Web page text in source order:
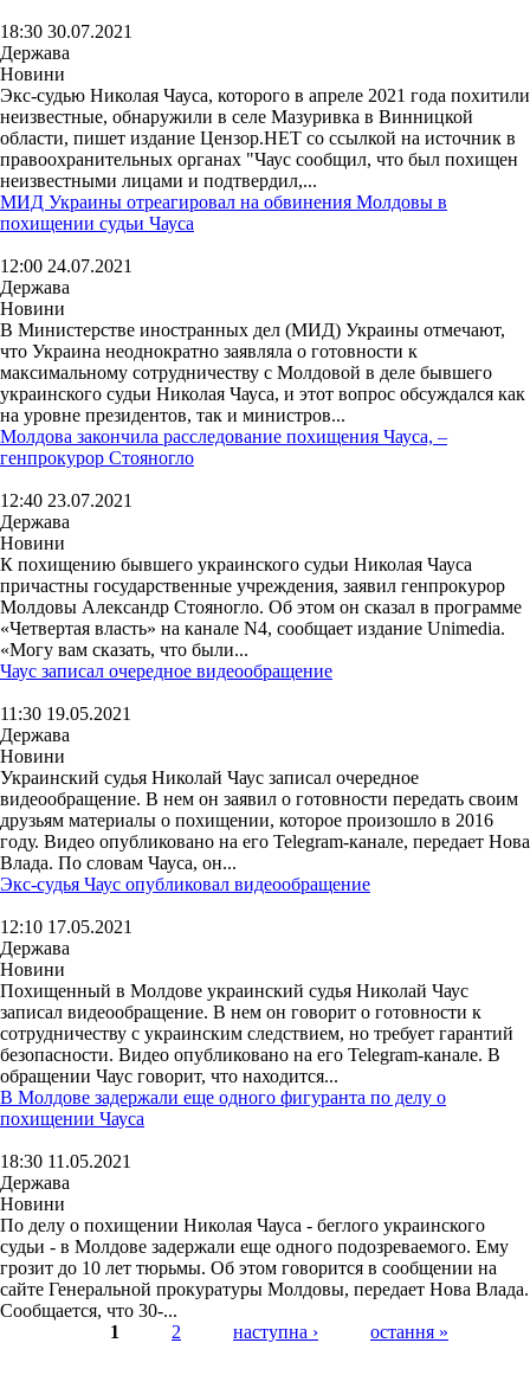
18:30 30.07.2021
Держава
Новини
Экс-судью Николая Чауса, которого в апреле 2021 года похитили
неизвестные, обнаружили в селе Мазуривка в Винницкой
области, пишет издание Цензор.НЕТ со ссылкой на источник в
правоохранительных органах "Чаус сообщил, что был похищен
неизвестными лицами и подтвердил,...
МИД Украины отреагировал на обвинения Молдовы в
похищении судьи Чауса
12:00 24.07.2021
Держава
Новини
В Министерстве иностранных дел (МИД) Украины отмечают,
что Украина неоднократно заявляла о готовности к
максимальному сотрудничеству с Молдовой в деле бывшего
украинского судьи Николая Чауса, и этот вопрос обсуждался как
на уровне президентов, так и министров...
Молдова закончила расследование похищения Чауса, –
генпрокурор Стояногло
12:40 23.07.2021
Держава
Новини
К похищению бывшего украинского судьи Николая Чауса
причастны государственные учреждения, заявил генпрокурор
Молдовы Александр Стояногло. Об этом он сказал в программе
«Четвертая власть» на канале N4, сообщает издание Unimedia.
«Могу вам сказать, что были...
Чаус записал очередное видеообращение
11:30 19.05.2021
Держава
Новини
Украинский судья Николай Чаус записал очередное
видеообращение. В нем он заявил о готовности передать своим
друзьям материалы о похищении, которое произошло в 2016
году. Видео опубликовано на его Telegram-канале, передает Нова
Влада. По словам Чауса, он...
Экс-судья Чаус опубликовал видеообращение
12:10 17.05.2021
Держава
Новини
Похищенный в Молдове украинский судья Николай Чаус
записал видеообращение. В нем он говорит о готовности к
сотрудничеству с украинским следствием, но требует гарантий
безопасности. Видео опубликовано на его Telegram-канале. В
обращении Чаус говорит, что находится...
В Молдове задержали еще одного фигуранта по делу о
похищении Чауса
18:30 11.05.2021
Держава
Новини
По делу о похищении Николая Чауса - беглого украинского
судьи - в Молдове задержали еще одного подозреваемого. Ему
грозит до 10 лет тюрьмы. Об этом говорится в сообщении на
сайте Генеральной прокуратуры Молдовы, передает Нова Влада.
Сообщается, что 30-...
1 2 наступна › остання »